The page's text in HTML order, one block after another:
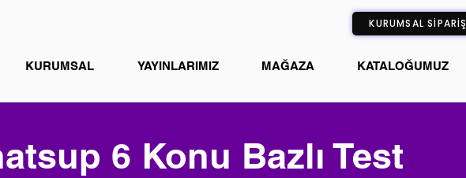
KURUMSAL SİPARİŞ
KURUMSAL YAYINLARIMIZ MAĞAZA KATALOĞUMUZ
6 Konu Bazlı Test